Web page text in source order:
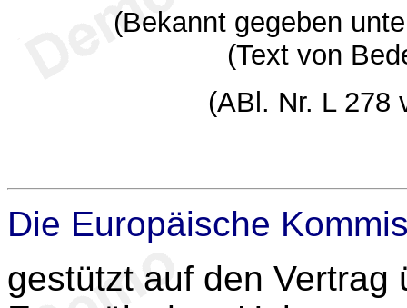
(Bekannt gegeben
(Text von
(ABl. Nr. L 278
Die Europäische
gestützt auf den Vertrag